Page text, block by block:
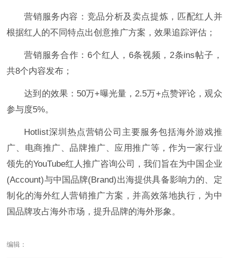
营销服务内容：竞品分析及卖点提炼，匹配红人并
根据红人的不同特点出创意推广方案，效果追踪评估；
营销服务合作：6个红人，6条视频，2条ins帖子，
共8个内容发布；
达到的效果：50万+曝光量，2.5万+点赞评论，观众
参与度5%。
Hotlist深圳热点营销公司主要服务包括海外游戏推
广、电商推广、品牌推广、应用推广等，作为一家行业
领先的YouTube红人推广咨询公司，我们旨在为中国企业
(Account)与中国品牌(Brand)出海提供具备影响力的、定
制化的海外红人营销推广方案，并高效落地执行，为中
国品牌攻占海外市场，提升品牌的海外形象。
编辑：